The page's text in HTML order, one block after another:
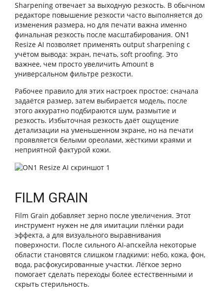
Sharpening отвечает за выходную резкость. В обычном
редакторе повышение резкости часто выполняется до
изменения размера, но для печати важна именно
финальная резкость после масштабирования. ON1
Resize AI позволяет применять output sharpening с
учётом вывода: экран, печать, soft proofing. Это
важнее, чем просто увеличить Amount в
универсальном фильтре резкости.
Рабочее правило для этих настроек простое: сначала
задаётся размер, затем выбирается модель, после
этого аккуратно подбираются шум, размытие и
резкость. Избыточная резкость даёт ощущение
детализации на уменьшенном экране, но на печати
проявляется белыми ореолами, жёсткими краями и
неприятной фактурой кожи.
FILM GRAIN
Film Grain добавляет зерно после увеличения. Этот
инструмент нужен не для имитации плёнки ради
эффекта, а для визуального выравнивания
поверхности. После сильного AI-апскейла некоторые
области становятся слишком гладкими: небо, кожа, фон,
вода, расфокусированные участки. Лёгкое зерно
помогает сделать переходы более естественными и
скрыть стерильность.